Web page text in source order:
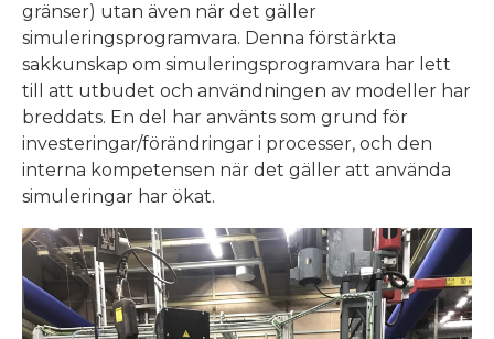
gränser) utan även när det gäller
simuleringsprogramvara. Denna förstärkta
sakkunskap om simuleringsprogramvara har lett
till att utbudet och användningen av modeller har
breddats. En del har använts som grund för
investeringar/förändringar i processer, och den
interna kompetensen när det gäller att använda
simuleringar har ökat.